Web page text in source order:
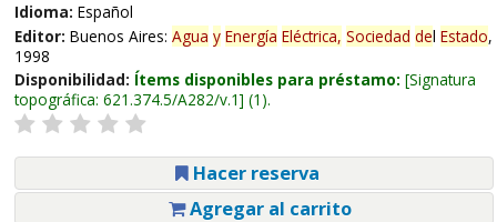
Idioma: Español
Editor: Buenos Aires: Agua y Energía Eléctrica, Sociedad del Estado,
1998
Disponibilidad: Ítems disponibles para préstamo: Signatura
topográfica: 621.374.5/A282/v.1 (1).
Hacer reserva
Agregar al carrito